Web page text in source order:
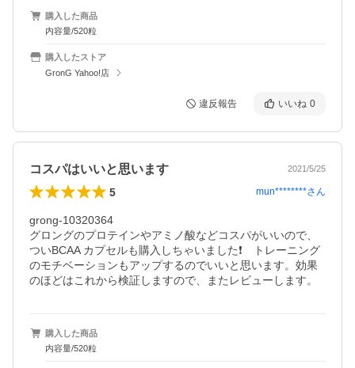
購入した商品
内容量/520粒
購入したストア
GronG Yahoo!店
違反報告 いいね 0
コスパはいいと思います 2021/5/25
5 mun********さん
grong-10320364
グロングのプロテインやアミノ酸などコスパがいいので、
ついBCAA カプセルも購入しちゃいました❗　トレーニング
のモチベーションもアップするのでいいと思います。効果
のほどはこれから検証しますので、またレビューします。
購入した商品
内容量/520粒